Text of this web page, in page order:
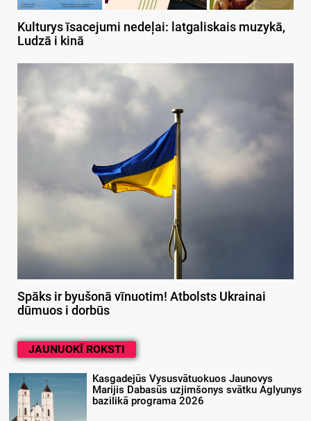
Kulturys īsacejumi nedeļai: latgaliskais muzykā,
Ludzā i kinā
Spāks ir byušonā vīnuotim! Atbolsts Ukrainai
dūmuos i dorbūs
JAUNUOKĪ ROKSTI
Kasgadejūs Vysusvātuokuos Jaunovys
Marijis Dabasūs uzjimšonys svātku Aglyunys
bazilikā programa 2026